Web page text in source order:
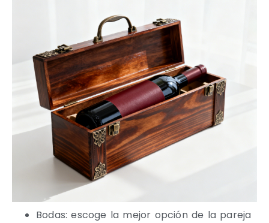
Bodas: escoge la mejor opción de la pareja